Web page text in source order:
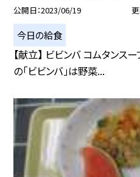
公開日 2023/06/19
今日の給食
【献立】 ビビンバ コムタンス
の「ビビンバ」は野菜...